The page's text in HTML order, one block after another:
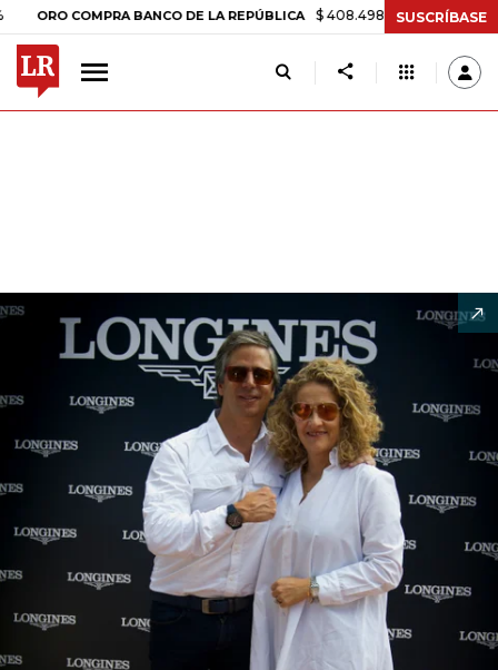
COMPRA BANCO DE LA REPÚBLICA $ 408.498,97 +$ 8.753,81 +2,19%
SUSCRÍBASE